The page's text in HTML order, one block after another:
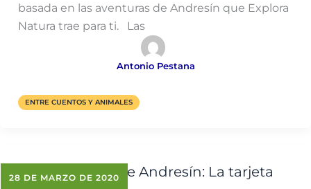
basada en las aventuras de Andresín que Explora
Natura trae para ti. Las
Antonio Pestana
ENTRE CUENTOS Y ANIMALES
Las aventuras de Andresín: La tarjeta
28 DE MARZO DE 2020